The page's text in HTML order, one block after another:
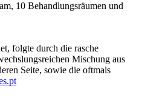
10 Behandlungsräumen und
folgte durch die rasche
Mischung aus
Seite, sowie die oftmals